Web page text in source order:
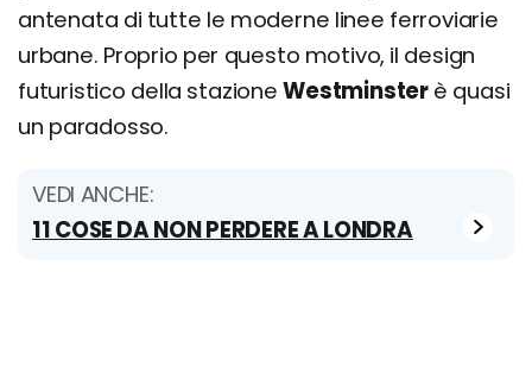
antenata di tutte le moderne linee ferroviarie
urbane. Proprio per questo motivo, il design
futuristico della stazioneWestminsterè quasi
un paradosso.
VEDI ANCHE:
11 COSE DA NON PERDERE A LONDRA